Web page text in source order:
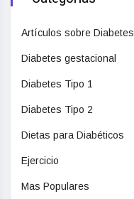
Artículos sobre Diabetes
Diabetes gestacional
Diabetes Tipo 1
Diabetes Tipo 2
Dietas para Diabéticos
Ejercicio
Mas Populares